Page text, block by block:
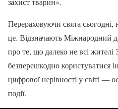
Перераховуючи свята
це. Відзначають Міжнародний
про те, що далеко не всі
безперешкодно користуватися
цифрової нерівності у світі —
події.